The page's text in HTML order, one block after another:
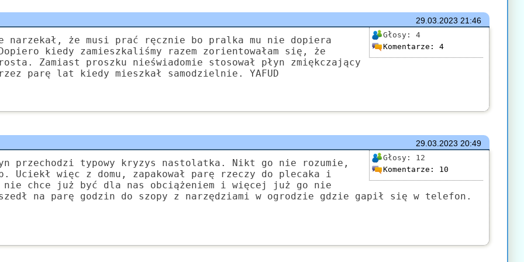
29.03.2023 21:46
Głosy: 4
Komentarze: 4
że musi prać ręcznie bo pralka mu nie dopiera
kiedy zamieszkaliśmy razem zorientowałam się, że
Zamiast proszku nieświadomie stosował płyn zmiękczający
parę lat kiedy mieszkał samodzielnie. YAFUD
29.03.2023 20:49
Głosy: 12
Komentarze: 10
przechodzi typowy kryzys nastolatka. Nikt go nie rozumie,
więc z domu, zapakował parę rzeczy do plecaka i
nie chce już być dla nas obciążeniem i więcej już go nie
na parę godzin do szopy z narzędziami w ogrodzie gdzie gapił się w telefon.